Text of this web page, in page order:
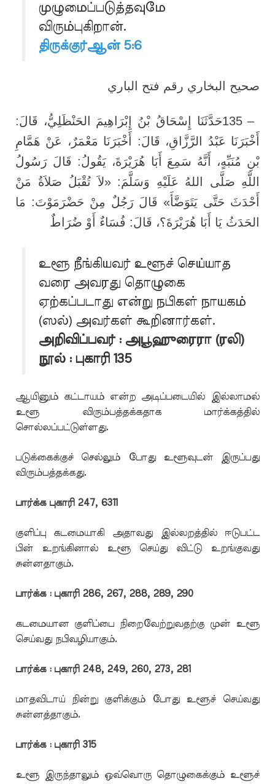
முழுமைப்படுத்தவுமே
விரும்புகிறான்.
திருக்குர்ஆன் 5:6
صحيح البخاري رقم فتح الباري
135 –حَدَّثَنَا إِسْحَاقُ بْنُ إِبْرَاهِيمَ الحَنْظَلِيُّ، قَالَ:
أَخْبَرَنَا عَبْدُ الرَّزَّاقِ، قَالَ: أَخْبَرَنَا مَعْمَرٌ، عَنْ هَمَّامِ
بْنِ مُنَبِّهٍ، أَنَّهُ سَمِعَ أَبَا هُرَيْرَةَ، يَقُولُ: قَالَ رَسُولُ
اللَّهِ صَلَّى اللهُ عَلَيْهِ وَسَلَّمَ: «لاَ تُقْبَلُ صَلاَةُ مَنْ
أَحْدَثَ حَتَّى يَتَوَضَّأَ» قَالَ رَجُلٌ مِنْ حَضْرَمَوْتَ: مَا
الحَدَثُ يَا أَبَا هُرَيْرَةَ؟، قَالَ: فُسَاءٌ أَوْ ضُرَاطٌ
உளூ நீங்கியவர் உளூச் செய்யாத
வரை அவரது தொழுகை
ஏற்கப்படாது என்று நபிகள் நாயகம்
(ஸல்) அவர்கள் கூறினார்கள்.
அறிவிப்பவர் : அபூஹுரைரா (ரலி)
நூல் : புகாரி 135
ஆயினும் கட்டாயம் என்ற அடிப்படையில் இல்லாமல்
உளூ விரும்பத்தக்கதாக மார்க்கத்தில்
சொல்லப்பட்டுள்ளது.
படுக்கைக்குச் செல்லும் போது உளூவுடன் இருப்பது
விரும்பத்தக்கது.
பார்க்க புகாரி 247, 6311
குளிப்பு கடமையாகி அதாவது இல்லறத்தில் ஈடுபட்ட
பின் உறங்கினால் உளூ செய்து விட்டு உறங்குவது
சுன்னதாகும்.
பார்க்க : புகாரி 286, 267, 288, 289, 290
கடமையான குளிப்பை நிறைவேற்றுவதற்கு முன் உளூ
செய்வது நபிவழியாகும்.
பார்க்க : புகாரி 248, 249, 260, 273, 281
மாதவிடாய் நின்று குளிக்கும் போது உளூச் செய்வது
சுன்னத்தாகும்.
பார்க்க : புகாரி 315
உளூ இருந்தாலும் ஒவ்வொரு தொழுகைக்கும் உளூச்